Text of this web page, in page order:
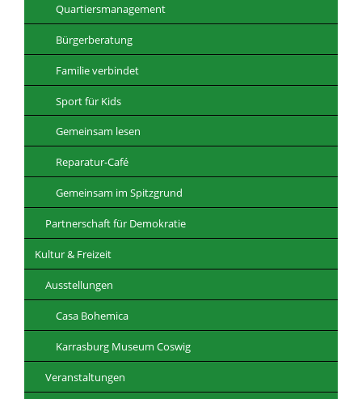
Quartiersmanagement
Bürgerberatung
Familie verbindet
Sport für Kids
Gemeinsam lesen
Reparatur-Café
Gemeinsam im Spitzgrund
Partnerschaft für Demokratie
Kultur & Freizeit
Ausstellungen
Casa Bohemica
Karrasburg Museum Coswig
Veranstaltungen